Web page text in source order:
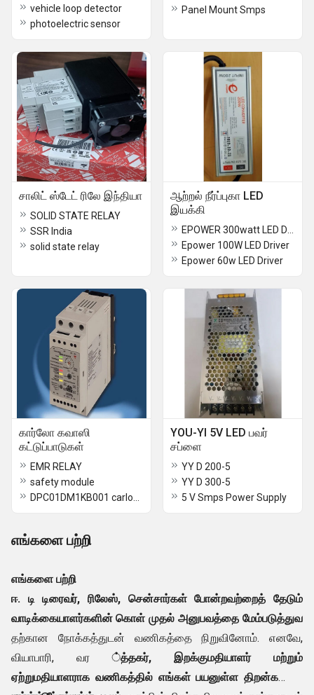
vehicle loop detector
photoelectric sensor
Panel Mount Smps
சாலிட் ஸ்டேட் ரிலே இந்தியா
SOLID STATE RELAY
SSR India
solid state relay
ஆற்றல் நீர்ப்புகா LED
இயக்கி
Epower 100W LED Driver
Epower 60w LED Driver
கார்லோ கவாஸி
கட்டுப்பாடுகள்
EMR RELAY
safety module
YOU-YI 5V LED பவர்
சப்ளை
YY D 200-5
YY D 300-5
5 V Smps Power Supply
எங்களை பற்றி
எங்களை பற்றி
ஈ. டி டிரைவர், ரிலேஸ், சென்சார்கள் போன்றவற்றைத் தேடும்
வாடிக்கையாளர்களின் கொள் முதல் அனுபவத்தை மேம்படுத்துவ
தற்கான நோக்கத்துடன் வணிகத்தை நிறுவினோம். எனவே,
வியாபாரி, வர ்த்தகர், இறக்குமதியாளர் மற்றும்
ஏற்றுமதியாளராக வணிகத்தில் எங்கள் பயனுள்ள திறன்களைப்